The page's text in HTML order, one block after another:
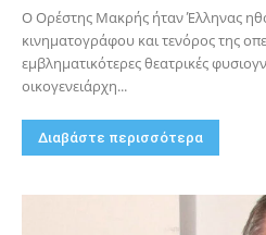
Ο Ορέστης Μακρής ήταν Έλληνας
κινηματογράφου και τενόρος της
εμβληματικότερες θεατρικές
οικογενειάρχη...
Διαβάστε περισσότερα